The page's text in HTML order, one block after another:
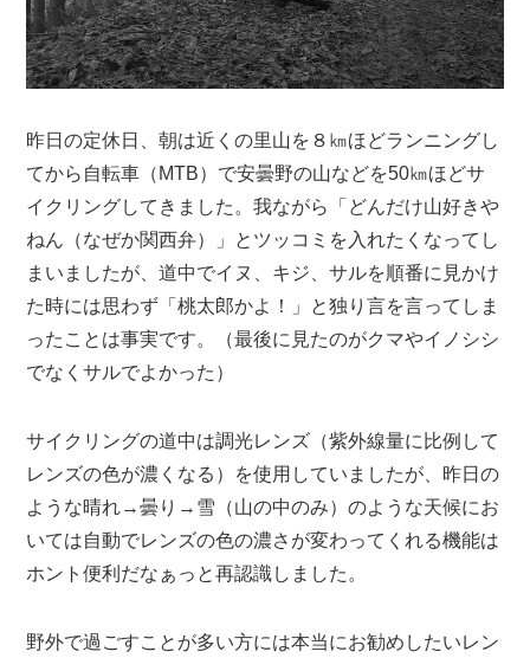
昨日の定休日、朝は近くの里山を８㎞ほどランニングし
てから自転車（MTB）で安曇野の山などを50㎞ほどサ
イクリングしてきました。我ながら「どんだけ山好きや
ねん（なぜか関西弁）」とツッコミを入れたくなってし
まいましたが、道中でイヌ、キジ、サルを順番に見かけ
た時には思わず「桃太郎かよ！」と独り言を言ってしま
ったことは事実です。（最後に見たのがクマやイノシシ
でなくサルでよかった）
サイクリングの道中は調光レンズ（紫外線量に比例して
レンズの色が濃くなる）を使用していましたが、昨日の
ような晴れ→曇り→雪（山の中のみ）のような天候にお
いては自動でレンズの色の濃さが変わってくれる機能は
ホント便利だなぁっと再認識しました。
野外で過ごすことが多い方には本当にお勧めしたいレン